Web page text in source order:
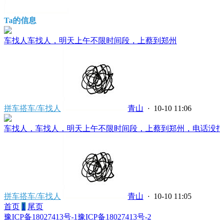
Ta的信息
车找人车找人，明天上午不限时间段，上蔡到郑州
拼车搭车/车找人 青山 · 10-10 11:06
车找人，车找人，明天上午不限时间段，上蔡到郑州，电话没
拼车搭车/车找人 青山 · 10-10 11:05
首页 1 尾页
豫ICP备18027413号-1豫ICP备18027413号-2